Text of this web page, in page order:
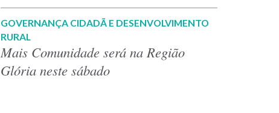
GOVERNANÇA CIDADÃ E DESENVOLVIMENTO
RURAL
Mais Comunidade será na Região
Glória neste sábado